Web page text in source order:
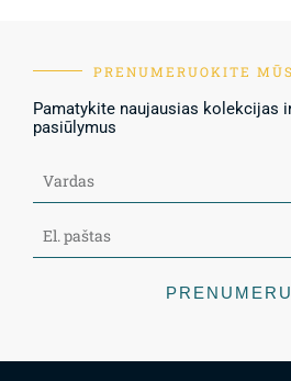
PRENUMERUOKITE
Pamatykite naujausias kolekcijas
pasiūlymus